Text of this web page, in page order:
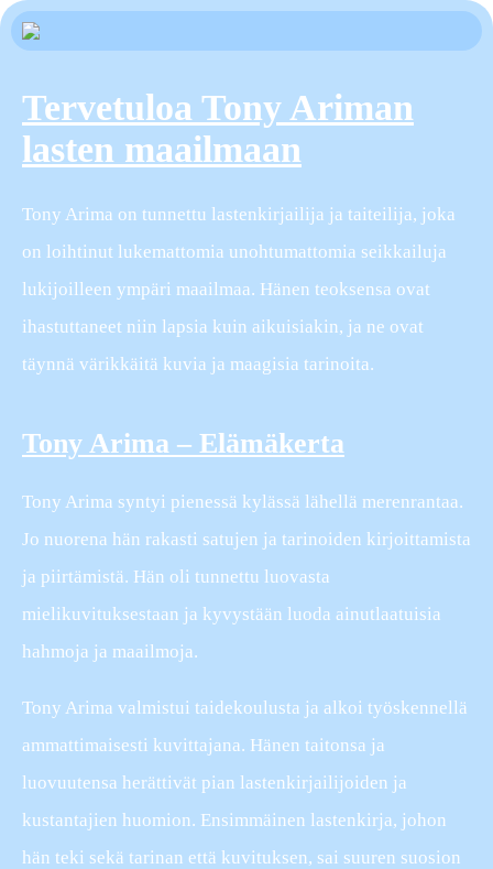
Tervetuloa Tony Ariman
lasten maailmaan
Tony Arima on tunnettu lastenkirjailija ja taiteilija, joka
on loihtinut lukemattomia unohtumattomia seikkailuja
lukijoilleen ympäri maailmaa. Hänen teoksensa ovat
ihastuttaneet niin lapsia kuin aikuisiakin, ja ne ovat
täynnä värikkäitä kuvia ja maagisia tarinoita.
Tony Arima – Elämäkerta
Tony Arima syntyi pienessä kylässä lähellä merenrantaa.
Jo nuorena hän rakasti satujen ja tarinoiden kirjoittamista
ja piirtämistä. Hän oli tunnettu luovasta
mielikuvituksestaan ja kyvystään luoda ainutlaatuisia
hahmoja ja maailmoja.
Tony Arima valmistui taidekoulusta ja alkoi työskennellä
ammattimaisesti kuvittajana. Hänen taitonsa ja
luovuutensa herättivät pian lastenkirjailijoiden ja
kustantajien huomion. Ensimmäinen lastenkirja, johon
hän teki sekä tarinan että kuvituksen, sai suuren suosion